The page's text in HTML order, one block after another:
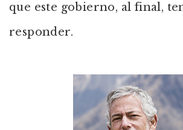
que este gobierno, al final,
responder.